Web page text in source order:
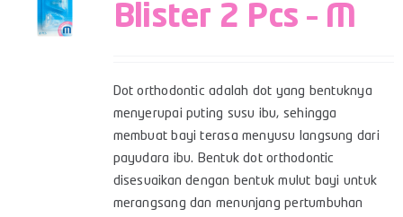
Blister 2 Pcs – M
Dot orthodontic adalah dot yang bentuknya
menyerupai puting susu ibu, sehingga
membuat bayi terasa menyusu langsung dari
payudara ibu. Bentuk dot orthodontic
disesuaikan dengan bentuk mulut bayi untuk
merangsang dan menunjang pertumbuhan